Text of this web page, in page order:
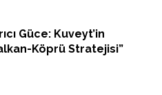
Güce: Kuveyt’in
Köprü Stratejisi”